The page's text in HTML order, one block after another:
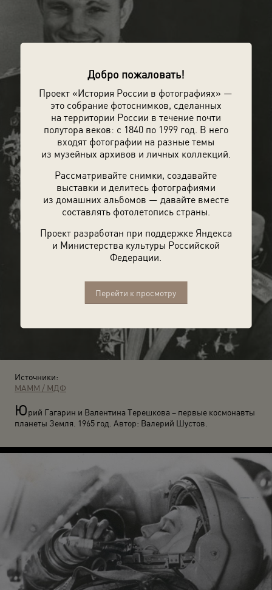
Добро пожаловать!
Проект «История России в фотографиях» —
это собрание фотоснимков, сделанных
на территории России в течение почти
полутора веков: с 1840 по 1999 год. В него
входят фотографии на разные темы
из музейных архивов и личных коллекций.
Рассматривайте снимки, создавайте
выставки и делитесь фотографиями
из домашних альбомов — давайте вместе
составлять фотолетопись страны.
Проект разработан при поддержке Яндекса
и Министерства культуры Российской
Федерации.
Перейти к просмотру
Источники:
МАММ / МДФ
Юрий Гагарин и Валентина Терешкова – первые космонавты
планеты Земля. 1965 год. Автор: Валерий Шустов.